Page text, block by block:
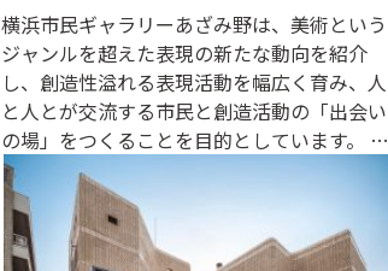
横浜市民ギャラリーあざみ野は、美術という
ジャンルを超えた表現の新たな動向を紹介
し、創造性溢れる表現活動を幅広く育み、人
と人とが交流する市民と創造活動の「出会い
の場」をつくることを目的としています。 展
示室やアトリエを管理運営し市民利用の場と
して提供するほか、年に3回の企画展や、多彩
なアトリエ講座、コンサートなどを企画実施
しています。